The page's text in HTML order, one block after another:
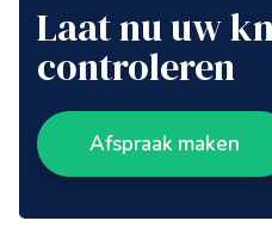
Laat nu uw
controleren
Afspraak maken